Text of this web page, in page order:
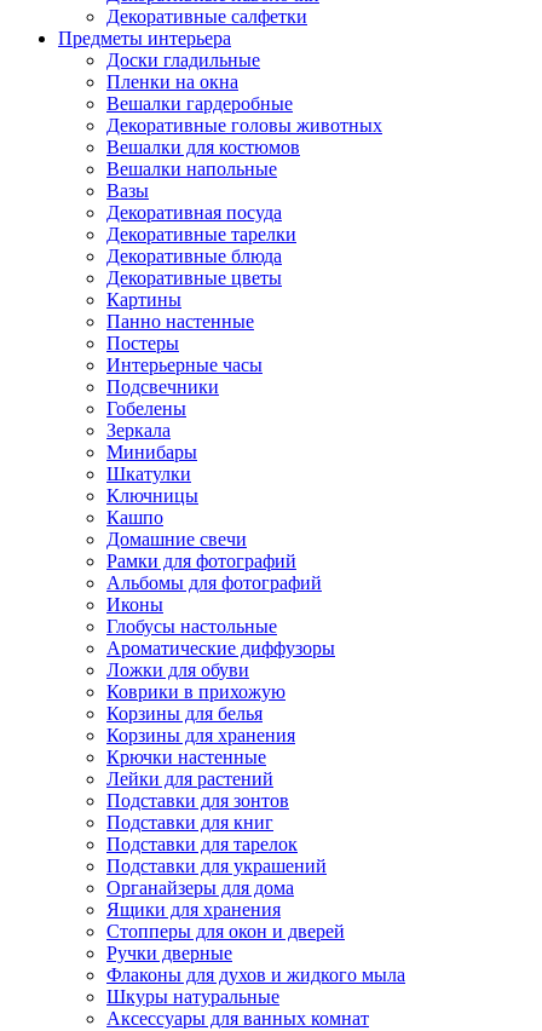
Декоративные салфетки
Предметы интерьера
Доски гладильные
Пленки на окна
Вешалки гардеробные
Декоративные головы животных
Вешалки для костюмов
Вешалки напольные
Вазы
Декоративная посуда
Декоративные тарелки
Декоративные блюда
Декоративные цветы
Картины
Панно настенные
Постеры
Интерьерные часы
Подсвечники
Гобелены
Зеркала
Минибары
Шкатулки
Ключницы
Кашпо
Домашние свечи
Рамки для фотографий
Альбомы для фотографий
Иконы
Глобусы настольные
Ароматические диффузоры
Ложки для обуви
Коврики в прихожую
Корзины для белья
Корзины для хранения
Крючки настенные
Лейки для растений
Подставки для зонтов
Подставки для книг
Подставки для тарелок
Подставки для украшений
Органайзеры для дома
Ящики для хранения
Стопперы для окон и дверей
Ручки дверные
Флаконы для духов и жидкого мыла
Шкуры натуральные
Аксессуары для ванных комнат